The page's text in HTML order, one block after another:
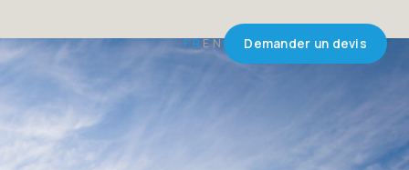
FREN Demander un devis